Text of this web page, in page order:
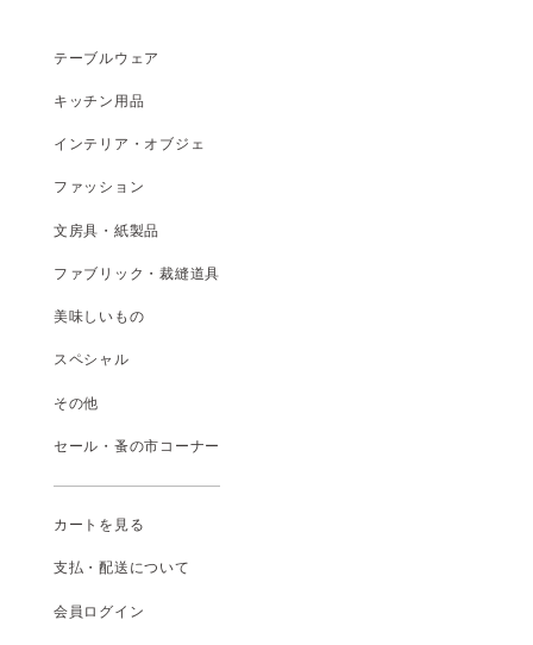
テーブルウェア
キッチン用品
インテリア・オブジェ
ファッション
文房具・紙製品
ファブリック・裁縫道具
美味しいもの
スペシャル
その他
セール・蚤の市コーナー
カートを見る
支払 ・配送について
会員ログイン